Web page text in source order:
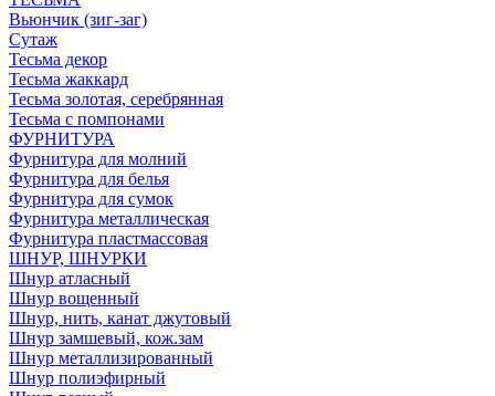
Вьюнчик (зиг-заг)
Сутаж
Тесьма декор
Тесьма жаккард
Тесьма золотая, серебрянная
Тесьма с помпонами
ФУРНИТУРА
Фурнитура для молний
Фурнитура для белья
Фурнитура для сумок
Фурнитура металлическая
Фурнитура пластмассовая
ШНУР, ШНУРКИ
Шнур атласный
Шнур вощенный
Шнур, нить, канат джутовый
Шнур замшевый, кож.зам
Шнур металлизированный
Шнур полиэфирный